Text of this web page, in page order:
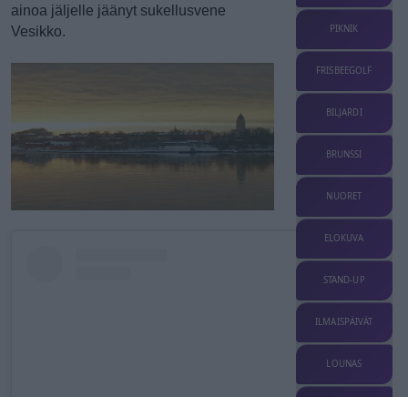
ainoa jäljelle jäänyt sukellusvene
Vesikko.
PIKNIK
FRISBEEGOLF
BILJARDI
BRUNSSI
NUORET
ELOKUVA
STAND-UP
ILMAISPÄIVÄT
LOUNAS